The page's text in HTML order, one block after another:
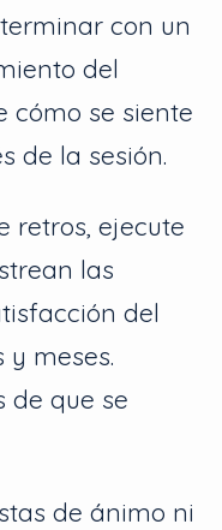
con un
del
cómo se siente
de la sesión.
retros, ejecute
las
del
meses.
de que se
de ánimo ni